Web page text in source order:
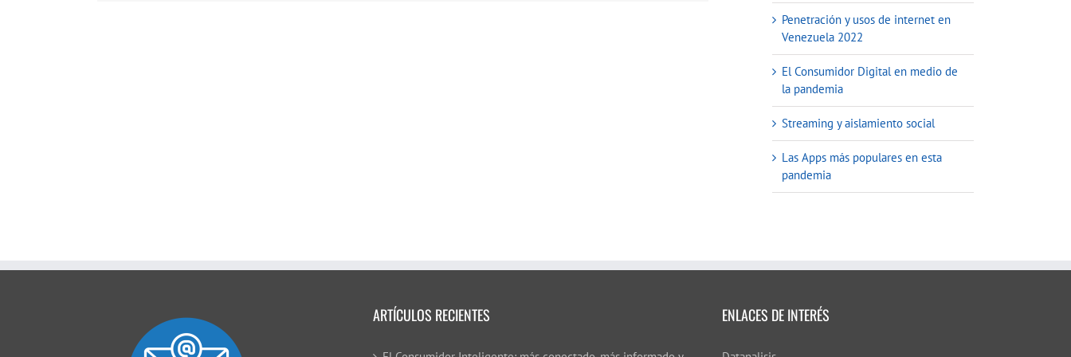
Penetración y usos de internet en
Venezuela 2022
El Consumidor Digital en medio de
la pandemia
Streaming y aislamiento social
Las Apps más populares en esta
pandemia
ARTÍCULOS RECIENTES ENLACES DE INTERÉS